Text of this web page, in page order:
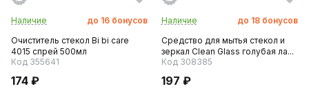
Наличие до 16 бонусов
Очиститель стекол Bi bi care
4015 спрей 500мл
Код 355641
174 ₽
Наличие до 18 бонусов
Средство для мытья стекол и
зеркал Clean Glass голубая ла...
Код 308385
197 ₽